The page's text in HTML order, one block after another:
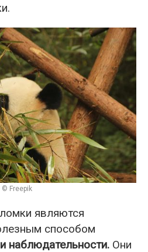
© Freepik
являются
способом
наблюдательности. Они